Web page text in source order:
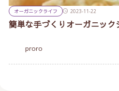
オーガニックライフ 2023-11-22
簡単な手づくりオーガニック
proro